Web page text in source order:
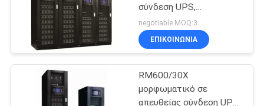
ΖΗΤΉΣΤΕ
ΜΙΑ
ΠΡΟΣΦΟΡΆ
Υψηλής
Συχνότητας Online
UPS
σύνδεση UPS,
μορφωματική
εγκατάσταση τύπων
πύργων συστημάτων
negotiable MOQ:3
ΕΠΙΚΟΙΝΩΝΙΑ
RM600/30X
μορφωματικό σε
απευθείας σύνδεση UPS